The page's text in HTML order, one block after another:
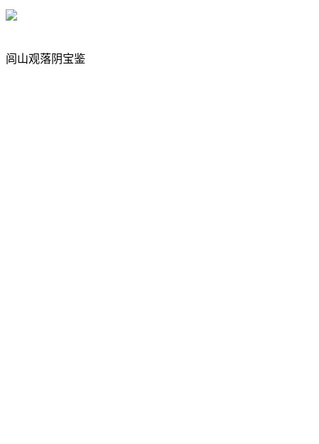
闾山观落阴宝鉴